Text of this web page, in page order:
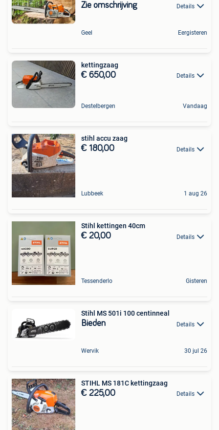
Zie omschrijving Details
Geel Eergisteren
kettingzaag
€ 650,00 Details
Destelbergen Vandaag
stihl accu zaag
€ 180,00 Details
Lubbeek 1 aug 26
Stihl kettingen 40cm
€ 20,00 Details
Tessenderlo Gisteren
Stihl MS 501i 100 centinneal
Bieden Details
Wervik 30 jul 26
STIHL MS 181C kettingzaag
€ 225,00 Details